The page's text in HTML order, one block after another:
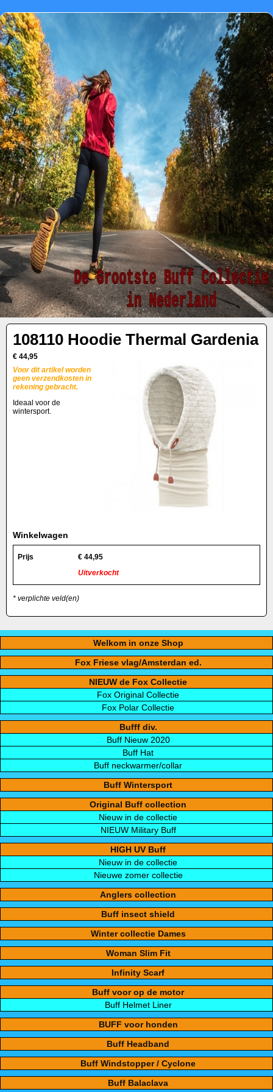
108110 Hoodie Thermal Gardenia
€ 44,95
Voor dit artikel worden
geen verzendkosten in
rekening gebracht.
Ideaal voor de
wintersport.
Winkelwagen
Prijs € 44,95
Uitverkocht
* verplichte veld(en)
Welkom in onze Shop
Fox Friese vlag/Amsterdan ed.
NIEUW de Fox Collectie
Fox Original Collectie
Fox Polar Collectie
Bufff div.
Buff Nieuw 2020
Buff Hat
Buff neckwarmer/collar
Buff Wintersport
Original Buff collection
Nieuw in de collectie
NIEUW Military Buff
HIGH UV Buff
Nieuw in de collectie
Nieuwe zomer collectie
Anglers collection
Buff insect shield
Winter collectie Dames
Woman Slim Fit
Infinity Scarf
Buff voor op de motor
Buff Helmet Liner
BUFF voor honden
Buff Headband
Buff Windstopper / Cyclone
Buff Balaclava